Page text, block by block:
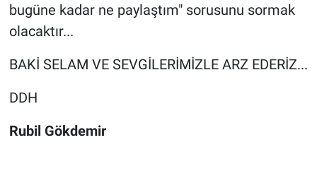
bugüne kadar ne paylaştım" sorusunu sormak
olacaktır...
BAKİ SELAM VE SEVGİLERİMİZLE ARZ EDERİZ...
DDH
Rubil Gökdemir